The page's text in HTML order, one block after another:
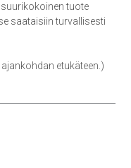
suurikokoinen tuote
saataisiin turvallisesti
etukäteen.)